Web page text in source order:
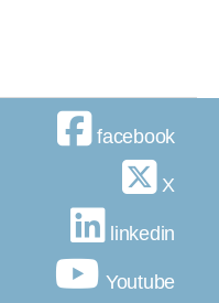
facebook
X
linkedin
Youtube